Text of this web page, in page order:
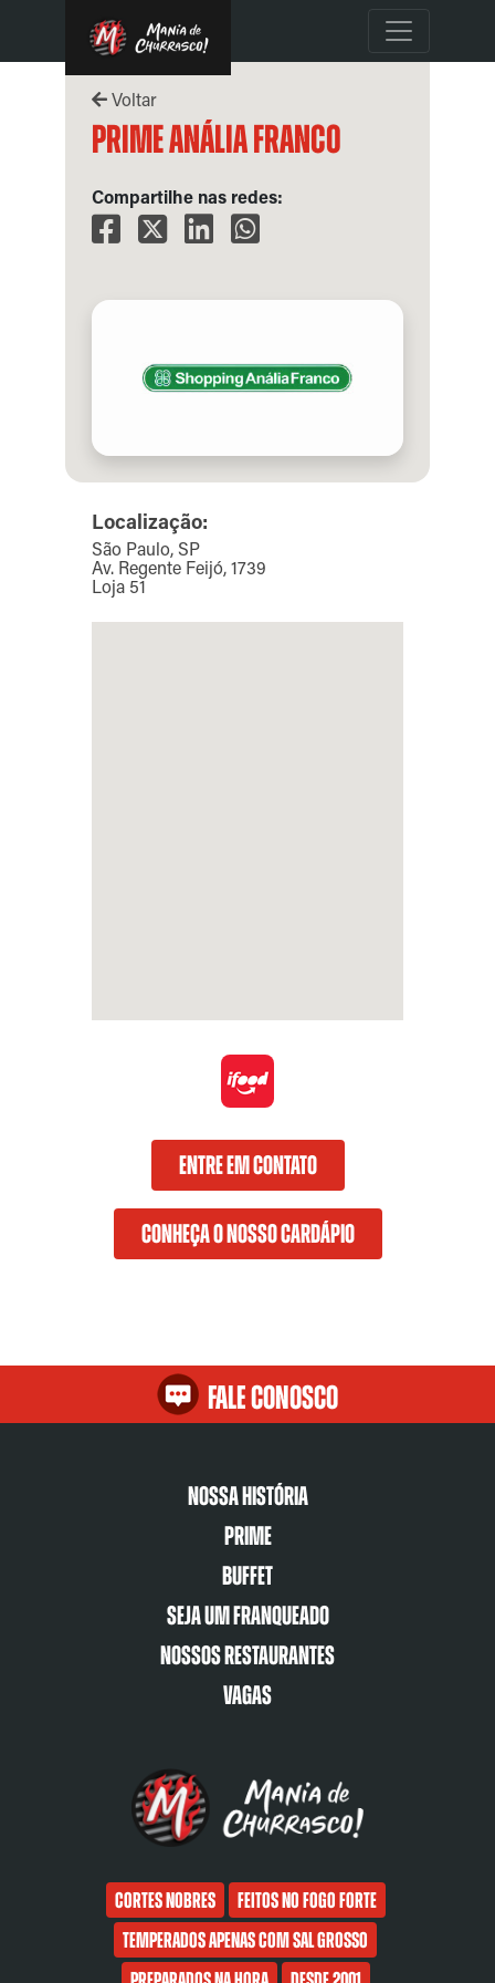
Voltar
Prime Anália Franco
Compartilhe nas redes:
Localização:
São Paulo, SP
Av. Regente Feijó, 1739
Loja 51
ENTRE EM CONTATO
CONHEÇA O NOSSO CARDÁPIO
Fale Conosco
Nossa História
Prime
Buffet
Seja um franqueado
Nossos restaurantes
Vagas
Cortes nobres
Feitos no fogo forte
Temperados apenas com sal grosso